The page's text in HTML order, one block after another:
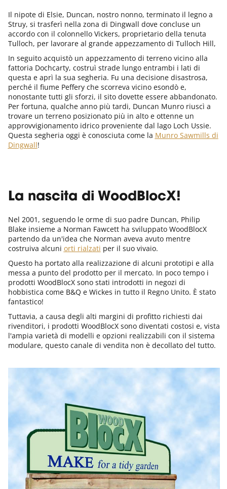
Il nipote di Elsie, Duncan, nostro nonno, terminato il legno a
Struy, si trasferì nella zona di Dingwall dove concluse un
accordo con il colonnello Vickers, proprietario della tenuta
Tulloch, per lavorare al grande appezzamento di Tulloch Hill,
In seguito acquistò un appezzamento di terreno vicino alla
fattoria Dochcarty, costruì strade lungo entrambi i lati di
questa e aprì la sua segheria. Fu una decisione disastrosa,
perché il fiume Peffery che scorreva vicino esondò e,
nonostante tutti gli sforzi, il sito dovette essere abbandonato.
Per fortuna, qualche anno più tardi, Duncan Munro riuscì a
trovare un terreno posizionato più in alto e ottenne un
approvvigionamento idrico proveniente dal lago Loch Ussie.
Questa segheria oggi è conosciuta come la Munro Sawmills di
Dingwall!
La nascita di WoodBlocX!
Nel 2001, seguendo le orme di suo padre Duncan, Philip
Blake insieme a Norman Fawcett ha sviluppato WoodBlocX
partendo da un'idea che Norman aveva avuto mentre
costruiva alcuni orti rialzati per il suo vivaio.
Questo ha portato alla realizzazione di alcuni prototipi e alla
messa a punto del prodotto per il mercato. In poco tempo i
prodotti WoodBlocX sono stati introdotti in negozi di
hobbistica come B&Q e Wickes in tutto il Regno Unito. È stato
fantastico!
Tuttavia, a causa degli alti margini di profitto richiesti dai
rivenditori, i prodotti WoodBlocX sono diventati costosi e, vista
l'ampia varietà di modelli e opzioni realizzabili con il sistema
modulare, questo canale di vendita non è decollato del tutto.